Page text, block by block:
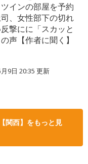
インの部屋を予約
、女性部下の切れ
撃にに「スカッと
声【作者に聞く】
9日 20:35 更新
関西】をもっと見